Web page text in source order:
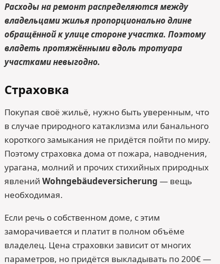
Расходы на ремонт распределяются между
владельцами жилья пропорционально длине
обращённой к улице стороне участка. Поэтому
владеть протяжёнными вдоль тротуара
участками невыгодно.
Страховка
Покупая своё жильё, нужно быть уверенным, что
в случае природного катаклизма или банального
короткого замыкания не придётся пойти по миру.
Поэтому страховка дома от пожара, наводнения,
урагана, молний и прочих стихийных природных
явлений Wohngebäudeversicherung — вещь
необходимая.
Если речь о собственном доме, с этим
заморачивается и платит в полном объёме
владелец. Цена страховки зависит от многих
параметров, но придётся выкладывать по 200€ —